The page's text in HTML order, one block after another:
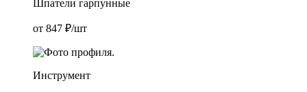
Шпатели гарпунные
от 847 ₽/шт
Инструмент